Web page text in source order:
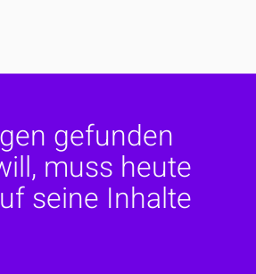
gefunden
muss heute
seine Inhalte